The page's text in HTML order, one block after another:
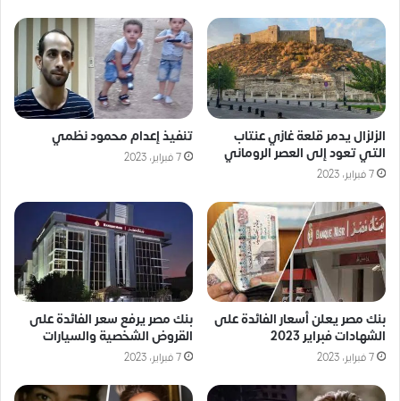
الزلزال يدمر قلعة غازي عنتاب
التي تعود إلى العصر الروماني
7 فبراير، 2023
تنفيذ إعدام محمود نظمي
7 فبراير، 2023
بنك مصر يعلن أسعار الفائدة على
الشهادات فبراير 2023
7 فبراير، 2023
بنك مصر يرفع سعر الفائدة على
القروض الشخصية والسيارات
7 فبراير، 2023